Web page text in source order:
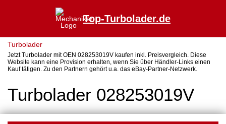
Top-Turbolader.de
Turbolader
Jetzt Turbolader mit OEN 028253019V kaufen inkl. Preisvergleich. Diese
Website kann eine Provision erhalten, wenn Sie über Händler-Links einen
Kauf tätigen. Zu den Partnern gehört u.a. das eBay-Partner-Netzwerk.
Turbolader 028253019V